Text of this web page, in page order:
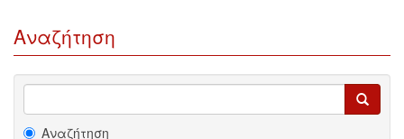
Αναζήτηση
Αναζήτηση